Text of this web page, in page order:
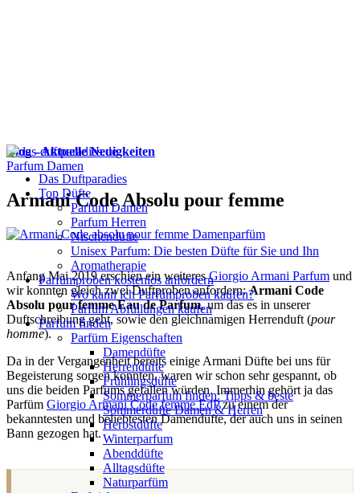
Das Duftparadies
Top Düfte
Parfum Damen
Parfum Herren
Nischendüfte
Unisex Parfum: Die besten Düfte für Sie und Ihn
Aromatherapie
Parfümproben kostenlos anfordern
Wo kann ich Parfümproben kaufen?
Parfüm Abfüllungen kaufen
Parfum finden
Parfüm Eigenschaften
Damendüfte
Herrendüfte
Frühlingsdüfte
Sommerparfum finden: Tipps & beste
Sommerdüfte Damen & Herren
Herbstdüfte
Winterparfum
Abenddüfte
Alltagsdüfte
Naturparfüm
Blog - Aktuelle Neuigkeiten
Parfum Damen
Armani Code Absolu pour femme
Anfang Mai 2019 erschien ein weiteresGiorgio Armani Parfum und
wir konnten gleich zwei Duftproben anfordern:Armani Code
Absolu pour femme Eau de Parfum, um das es in unserer
Duftschreibung geht, sowie den gleichnamigen Herrenduft (pour
homme).
Da in der Vergangenheit bereits einige Armani Düfte bei uns für
Begeisterung sorgen konnten, waren wir schon sehr gespannt, ob
uns die beiden Parfums gefallen würden. Immerhin gehört ja das
Parfüm Giorgio Armani Code femme EdPzu einem der
bekanntesten und beliebtesten Damendüfte, der auch uns in seinen
Bann gezogen hat.